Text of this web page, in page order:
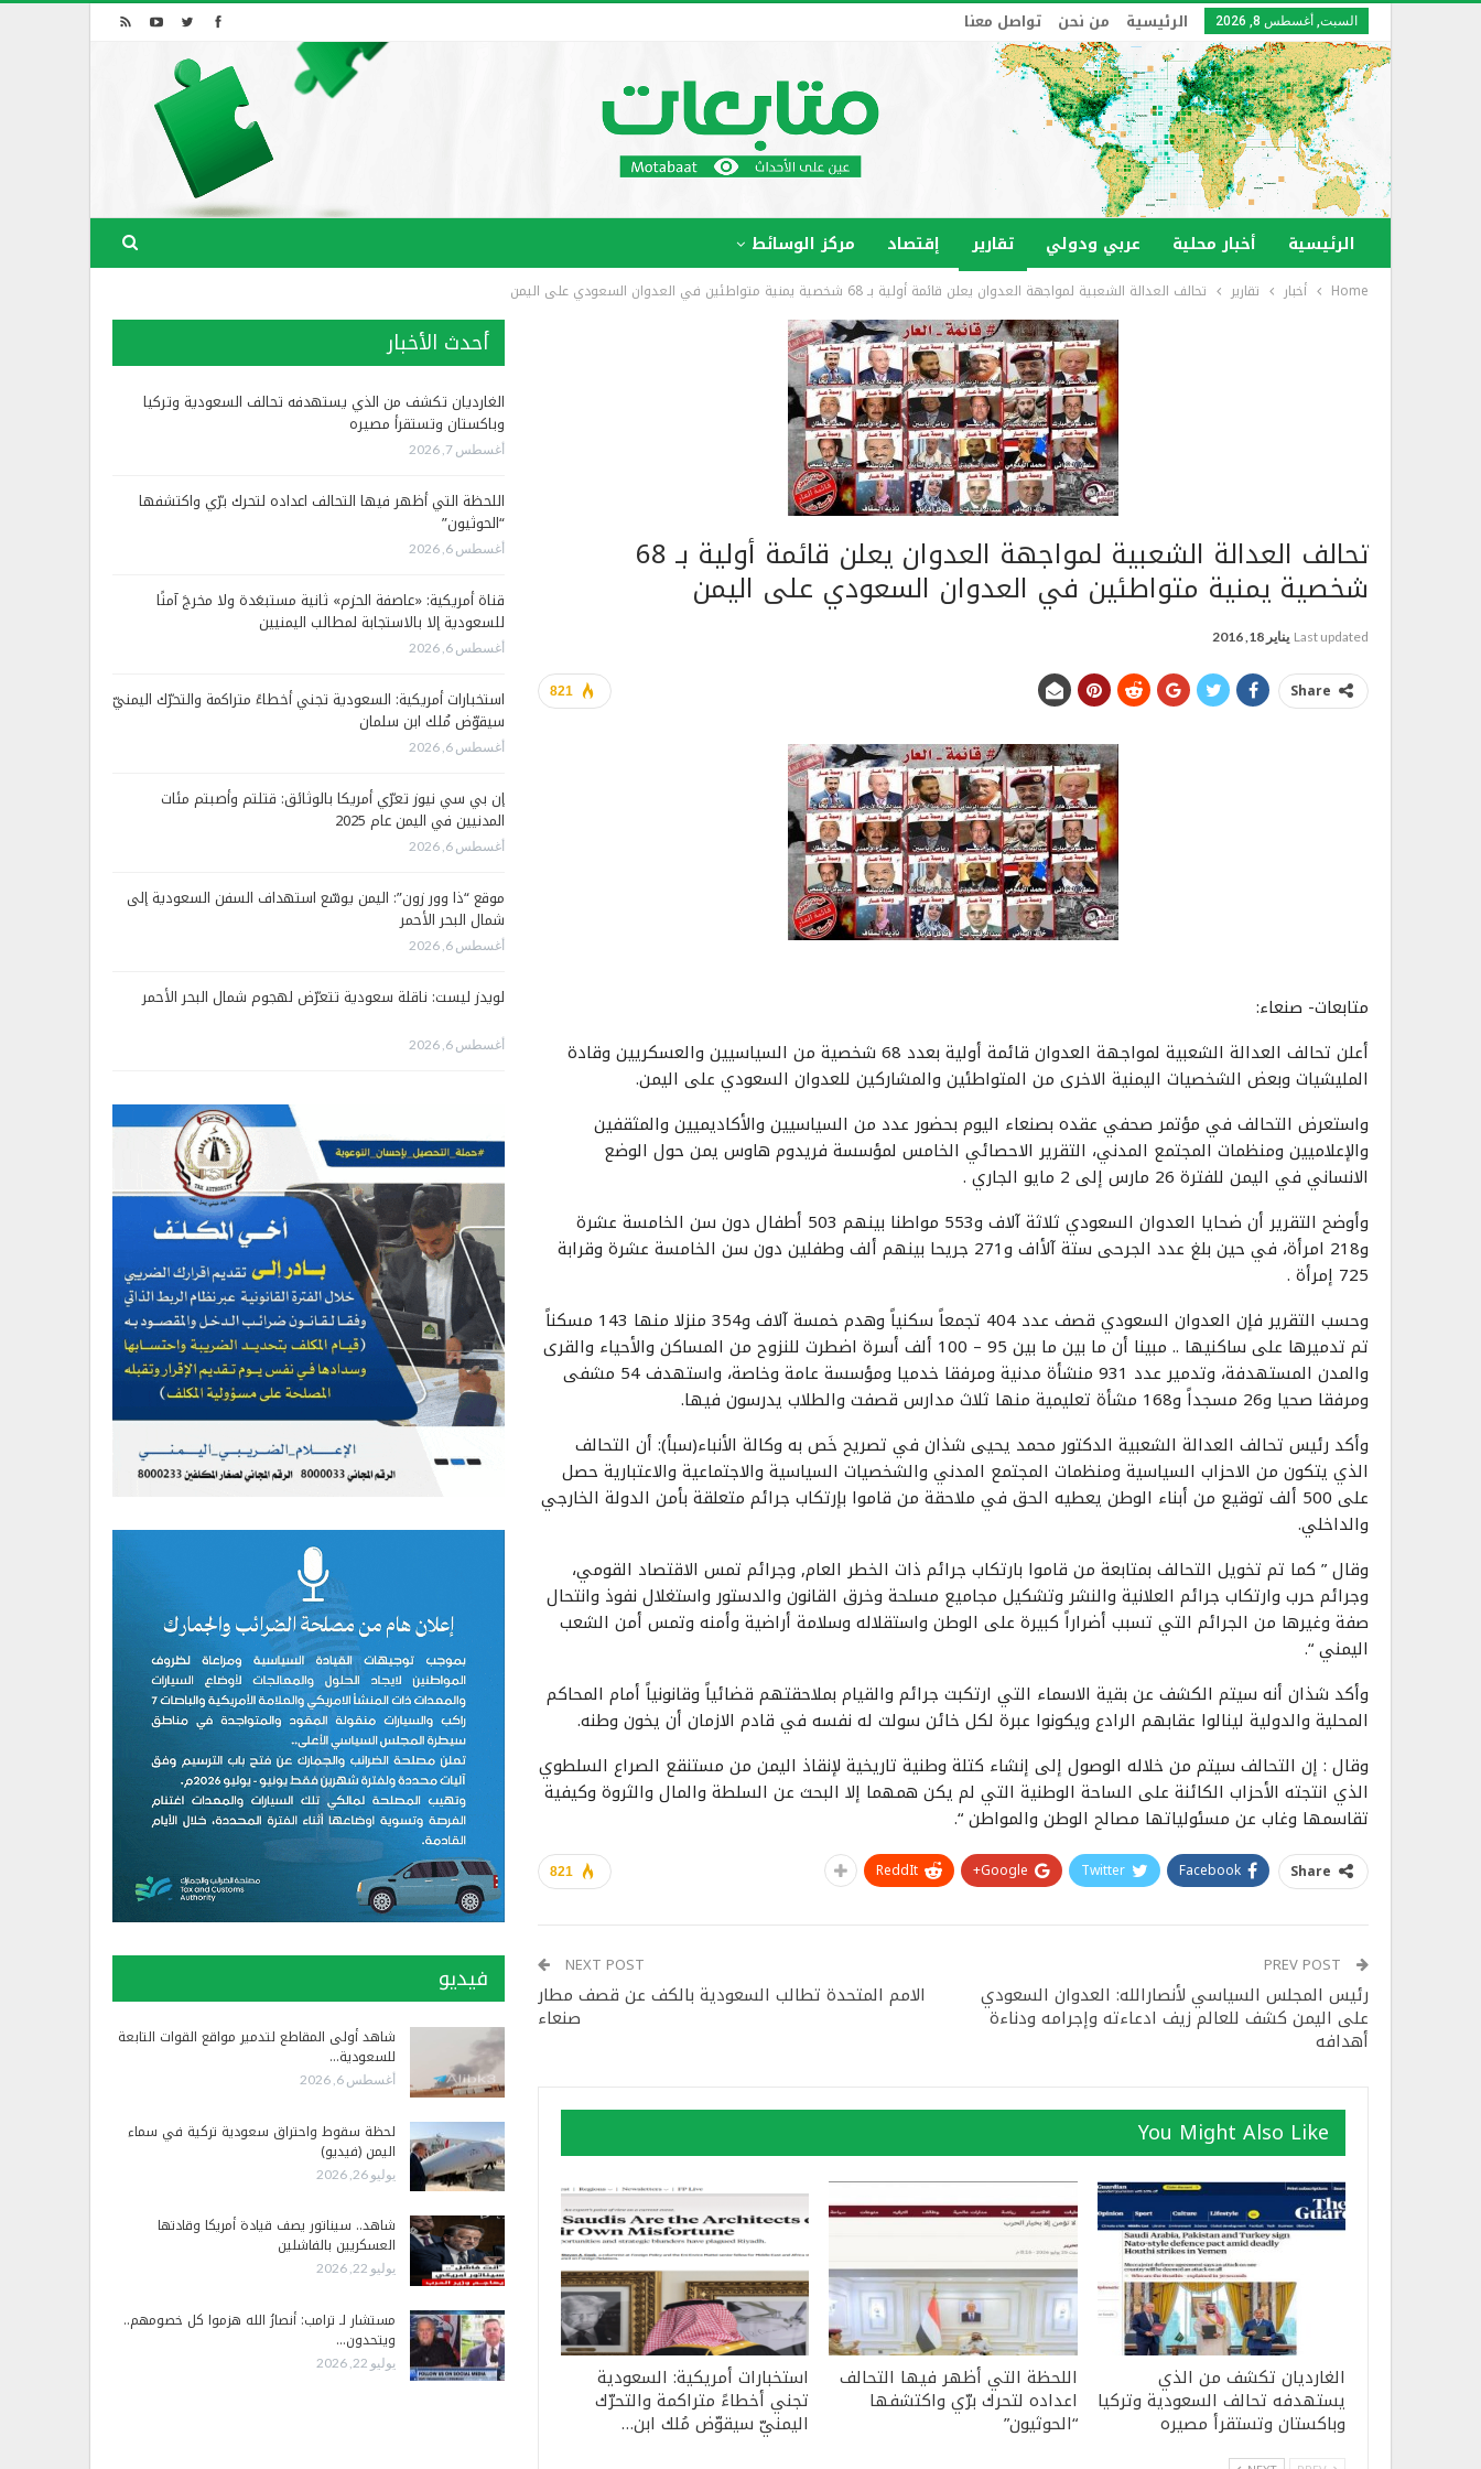
السبت, أغسطس 8, 2026 الرئيسية من نحن تواصل معنا
الرئيسية أخبار محلية عربي ودولي تقارير إقتصاد مركز الوسائط
Home أخبار تقارير تحالف العدالة الشعبية لمواجهة العدوان يعلن قائمة أولية بـ 68 شخصية يمنية متواطئين في العدوان السعودي على اليمن
تحالف العدالة الشعبية لمواجهة العدوان يعلن قائمة أولية بـ 68
شخصية يمنية متواطئين في العدوان السعودي على اليمن
Last updated يناير 18, 2016
821 Share
متابعات- صنعاء:
أعلن تحالف العدالة الشعبية لمواجهة العدوان قائمة أولية بعدد 68 شخصية من السياسيين والعسكريين وقادة
المليشيات وبعض الشخصيات اليمنية الاخرى من المتواطئين والمشاركين للعدوان السعودي على اليمن.
واستعرض التحالف في مؤتمر صحفي عقده بصنعاء اليوم بحضور عدد من السياسيين والأكاديميين والمثقفين
والإعلاميين ومنظمات المجتمع المدني، التقرير الاحصائي الخامس لمؤسسة فريدوم هاوس يمن حول الوضع
الانساني في اليمن للفترة 26 مارس إلى 2 مايو الجاري .
وأوضح التقرير أن ضحايا العدوان السعودي ثلاثة آلاف و553 مواطنا بينهم 503 أطفال دون سن الخامسة عشرة
و218 امرأة، في حين بلغ عدد الجرحى ستة آلأاف و271 جريحا بينهم ألف وطفلين دون سن الخامسة عشرة وقرابة
725 إمرأة .
وحسب التقرير فإن العدوان السعودي قصف عدد 404 تجمعاً سكنياً وهدم خمسة آلاف و354 منزلا منها 143 مسكناً
تم تدميرها على ساكنيها .. مبينا أن ما بين ما بين 95 – 100 ألف أسرة اضطرت للنزوح من المساكن والأحياء والقرى
والمدن المستهدفة، وتدمير عدد 931 منشأة مدنية ومرفقا خدميا ومؤسسة عامة وخاصة، واستهدف 54 مشفى
ومرفقا صحيا و26 مسجداً و168 مشأة تعليمية منها ثلاث مدارس قصفت والطلاب يدرسون فيها.
وأكد رئيس تحالف العدالة الشعبية الدكتور محمد يحيى شذان في تصريح خَص به وكالة الأنباء(سبأ): أن التحالف
الذي يتكون من الاحزاب السياسية ومنظمات المجتمع المدني والشخصيات السياسية والاجتماعية والاعتبارية حصل
على 500 ألف توقيع من أبناء الوطن يعطيه الحق في ملاحقة من قاموا بإرتكاب جرائم متعلقة بأمن الدولة الخارجي
والداخلي.
وقال ” كما تم تخويل التحالف بمتابعة من قاموا بارتكاب جرائم ذات الخطر العام, وجرائم تمس الاقتصاد القومي،
وجرائم حرب وارتكاب جرائم العلانية والنشر وتشكيل مجاميع مسلحة وخرق القانون والدستور واستغلال نفوذ وانتحال
صفة وغيرها من الجرائم التي تسبب أضراراً كبيرة على الوطن واستقلاله وسلامة أراضية وأمنه وتمس أمن الشعب
اليمني “.
وأكد شذان أنه سيتم الكشف عن بقية الاسماء التي ارتكبت جرائم والقيام بملاحقتهم قضائياً وقانونياً أمام المحاكم
المحلية والدولية لينالوا عقابهم الرادع ويكونوا عبرة لكل خائن سولت له نفسه في قادم الازمان أن يخون وطنه.
وقال : إن التحالف سيتم من خلاله الوصول إلى إنشاء كتلة وطنية تاريخية لإنقاذ اليمن من مستنقع الصراع السلطوي
الذي انتجته الأحزاب الكائنة على الساحة الوطنية التي لم يكن همهما إلا البحث عن السلطة والمال والثروة وكيفية
تقاسمها وغاب عن مسئولياتها مصالح الوطن والمواطن “.
821 Share
Facebook
Twitter
Google+
ReddIt
رئيس المجلس السياسي لأنصارالله: العدوان السعودي
على اليمن كشف للعالم زيف ادعاءته وإجرامه ودناءة
أهدافه
NEXT POST
الامم المتحدة تطالب السعودية بالكف عن قصف مطار
صنعاء
You Might Also Like
الغارديان تكشف من الذي
يستهدفه تحالف السعودية وتركيا
وباكستان وتستقرأ مصيره
اللحظة التي أظهر فيها التحالف
اعداده لتحرك برّي واكتشفها
“الحوثيون”
استخبارات أمريكية: السعودية
تجني أخطاءً متراكمة والتحرّك
اليمنيّ سيقوّض مُلك ابن…
أحدث الأخبار
الغارديان تكشف من الذي يستهدفه تحالف السعودية وتركيا
وباكستان وتستقرأ مصيره
أغسطس 7, 2026
اللحظة التي أظهر فيها التحالف اعداده لتحرك برّي واكتشفها
“الحوثيون”
أغسطس 6, 2026
قناة أمريكية: «عاصفة الحزم» ثانية مستبعَدة ولا مخرجَ آمنًا
للسعودية إلا بالاستجابة لمطالب اليمنيين
أغسطس 6, 2026
استخبارات أمريكية: السعودية تجني أخطاءً متراكمة والتحرّك اليمنيّ
سيقوّض مُلك ابن سلمان
أغسطس 6, 2026
إن بي سي نيوز تعرّي أمريكا بالوثائق: قتلتم وأصبتم مئات
المدنيين في اليمن عام 2025
أغسطس 6, 2026
موقع “ذا وور زون”: اليمن يوسّع استهداف السفن السعودية إلى
شمال البحر الأحمر
أغسطس 6, 2026
لويدز ليست: ناقلة سعودية تتعرّض لهجوم شمال البحر الأحمر
أغسطس 6, 2026
فيديو
شاهد أولى المقاطع لتدمير مواقع القوات التابعة
للسعودية…
أغسطس 6, 2026
لحظة سقوط واحتراق سعودية تركية في سماء
اليمن (فيديو)
يوليو 26, 2026
شاهد.. سيناتور يصف قيادة أمريكا وقادتها
العسكريين بالفاشلين
يوليو 22, 2026
مستشار لـ ترامب: أنصارُ الله هزموا كل خصومهم..
ويتحدون…
يوليو 22, 2026